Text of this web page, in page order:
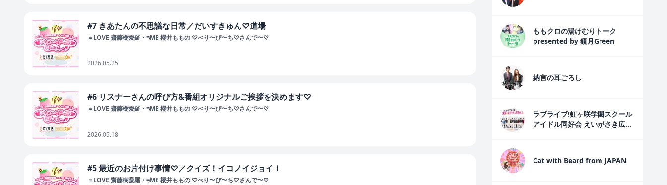
#7 きあたんの不思議な日常／だいすきゅん♡道場
＝LOVE 齋藤樹愛羅・≠ME 櫻井ももの ♡べり〜ぴ〜ち♡さんで〜♡
2026.05.25
#6 リスナーさんの呼び方&番組オリジナルご挨拶を決めます♡
＝LOVE 齋藤樹愛羅・≠ME 櫻井ももの ♡べり〜ぴ〜ち♡さんで〜♡
2026.05.18
#5 最近のお片付け事情♡／クイズ！イコノイジョイ！
＝LOVE 齋藤樹愛羅・≠ME 櫻井ももの ♡べり〜ぴ〜ち♡さんで〜♡
ももクロの湯けむりトーク
presented by 鏡月Green
納言の耳ごろし
ラブライブ!虹ヶ咲学園スクール
アイドル同好会 えいがさき広報
Cat with Beard from JAPAN